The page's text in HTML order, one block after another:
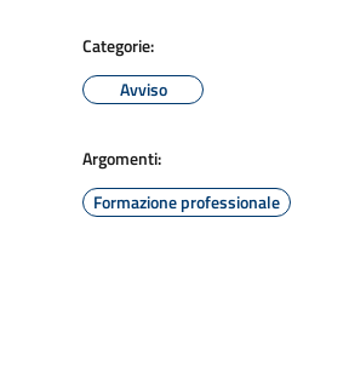
Categorie:
Avviso
Argomenti:
Formazione professionale